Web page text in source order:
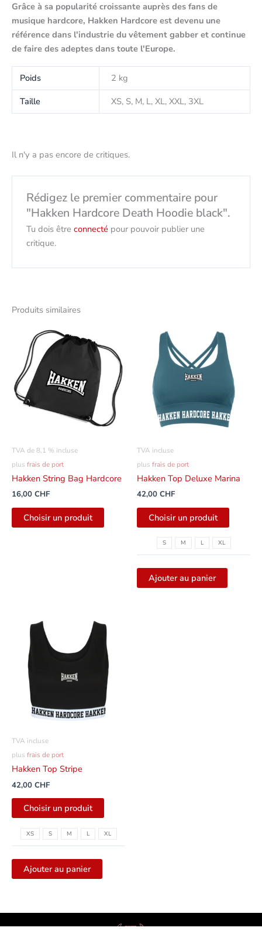
Grâce à sa popularité croissante auprès des fans de
musique hardcore, Hakken Hardcore est devenu une
référence dans l'industrie du vêtement gabber et continue
de faire des adeptes dans toute l'Europe.
Poids
2 kg
Taille
XS, S, M, L, XL, XXL, 3XL
Il n'y a pas encore de critiques.
Rédigez le premier commentaire pour
"Hakken Hardcore Death Hoodie black".
Tu dois êtreconnecté pour pouvoir publier une
critique.
Produits similaires
TVA de 8,1 % incluse
plus frais de port
Hakken String Bag Hardcore
16,00 CHF
Choisir un produit
TVA incluse
plus frais de port
Hakken Top Deluxe Marina
42,00 CHF
Choisir un produit
présente
Les
options
peuvent
la
du
produit
S M L XL
Ajouter au panier
TVA incluse
plus frais de port
Hakken Top Stripe
42,00 CHF
Choisir un produit
présente
plusieurs
variantes.
Les
options
peuvent
du
produit
XS S M L XL
Ajouter au panier